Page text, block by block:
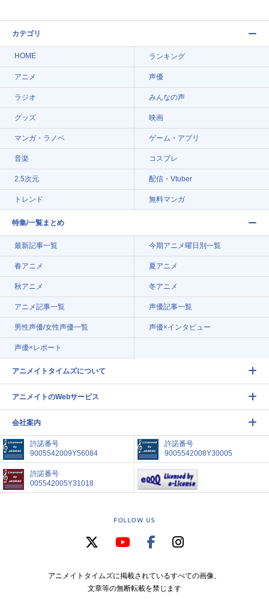
カテゴリ
HOME ランキング
アニメ 声優
ラジオ みんなの声
グッズ 映画
マンガ・ラノベ ゲーム・アプリ
音楽 コスプレ
2.5次元 配信・Vtuber
トレンド 無料マンガ
特集/一覧まとめ
最新記事一覧 今期アニメ曜日別一覧
春アニメ 夏アニメ
秋アニメ 冬アニメ
アニメ記事一覧 声優記事一覧
男性声優/女性声優一覧 声優×インタビュー
声優×レポート
アニメイトタイムズについて
アニメイトのWebサービス
会社案内
許諾番号
9005542009Y56084
許諾番号
9005542008Y30005
許諾番号
005542005Y31018
FOLLOW US
アニメイトタイムズに掲載されているすべての画像、
文章等の無断転載を禁じます